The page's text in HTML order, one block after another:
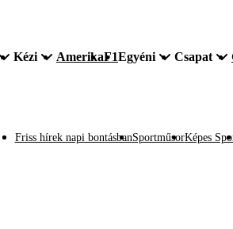
Kézi AmerikaF1Egyéni Csapat
Friss hírek napi bontásbanSportműsorKépes